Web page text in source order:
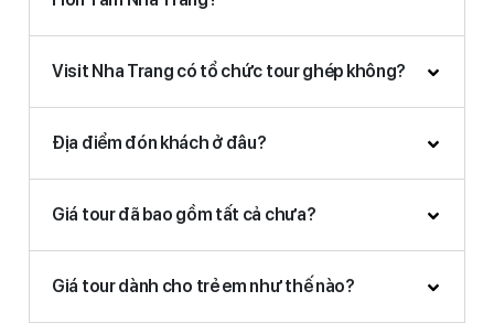
Visit Nha Trang có tổ chức tour ghép không?
Địa điểm đón khách ở đâu?
Giá tour đã bao gồm tất cả chưa?
Giá tour dành cho trẻ em như thế nào?